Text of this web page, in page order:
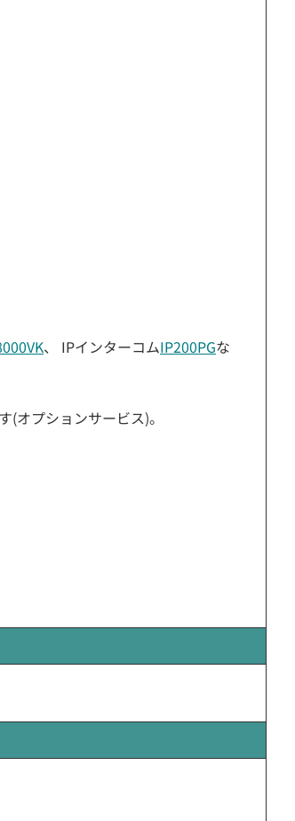
、 IPインターコムIP200PGな
オプションサービス)。